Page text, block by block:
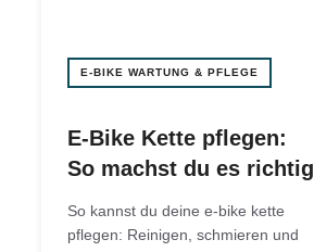
E-BIKE WARTUNG & PFLEGE
E-Bike Kette pflegen:
So machst du es richtig
So kannst du deine e-bike kette
pflegen: Reinigen, schmieren und